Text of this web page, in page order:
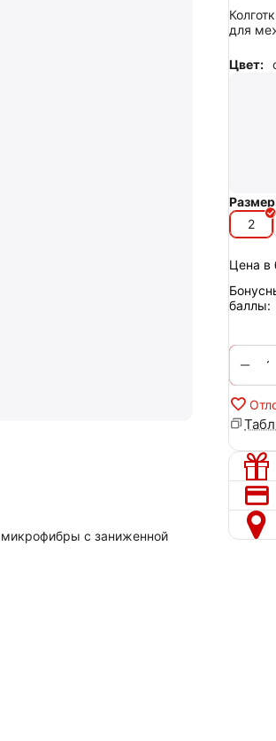
для
Цвет:
2
Цена в
баллы:
−
микрофибры с заниженной